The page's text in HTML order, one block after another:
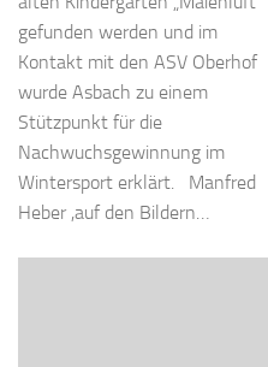
gefunden werden und im
Kontakt mit den ASV Oberhof
wurde Asbach zu einem
Stützpunkt für die
Nachwuchsgewinnung im
Wintersport erklärt. Manfred
Heber ,auf den Bildern…